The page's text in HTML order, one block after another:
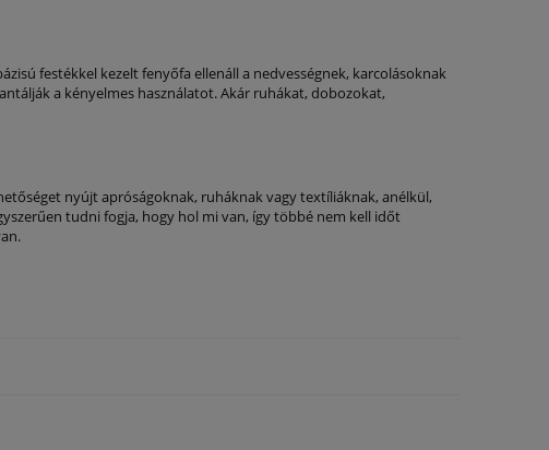
festékkel kezelt fenyőfa ellenáll a nedvességnek, karcolásoknak
a kényelmes használatot. Akár ruhákat, dobozokat,
nyújt apróságoknak, ruháknak vagy textíliáknak, anélkül,
tudni fogja, hogy hol mi van, így többé nem kell időt